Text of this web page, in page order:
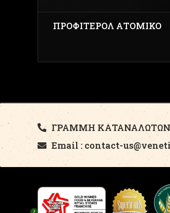
ΠΡΟΦΙΤΕΡΌΛ ΑΤΟΜΙΚΌ
ΓΡΑΜΜΗ ΚΑΤΑΝΑΛΩΤΩΝ
Email : contact-